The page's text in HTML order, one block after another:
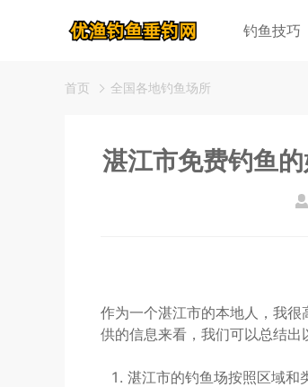
钓鱼技巧
首页 全国各地钓鱼场所
湛江市免费钓鱼
作为一个湛江市的本地人，我
供的信息来看，我们可以总结出
湛江市的钓鱼场按照区域和